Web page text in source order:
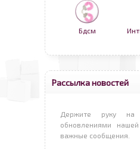
Бдсм
Рассылка новостей
Держите руку на
обновлениями
важные сообщения.